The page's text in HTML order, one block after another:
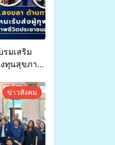
มเสริม
งทุนสุขภาพ
ข ลดความ
นอย่าง
ข่าวสังคม